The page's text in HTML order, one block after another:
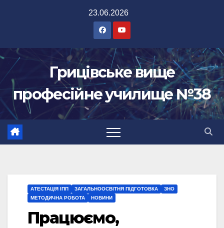
23.06.2026
Грицівське вище
професійне училище №38
АТЕСТАЦІЯ ІПП ЗАГАЛЬНООСВІТНЯ ПІДГОТОВКА
ЗНО
МЕТОДИЧНА РОБОТА
НОВИНИ
Працюємо,